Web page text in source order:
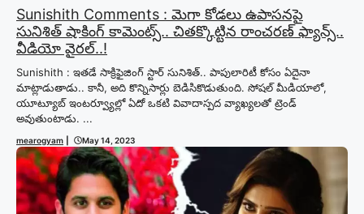
Sunishith Comments : మెగా కోడలు ఉపాసనపై
సునిశిత్ షాకింగ్ కామెంట్స్.. చితక్కొట్టిన రాంచరణ్ ఫ్యాన్స్..
వీడియో వైరల్..!
Sunishith : ఇతడే సాక్రిఫైజింగ్ స్టార్ సునిశిత్.. పాపులారిటీ కోసం ఏదైనా
మాట్లాడుతాడు.. కానీ, అది కొన్నిసార్లు బెడిసికొడుతుంది. సోషల్ మీడియాలో,
యూట్యూబ్ ఇంటర్వ్యూల్లో ఏదో ఒకటి వివాదాస్పద వ్యాఖ్యలతో ట్రెండ్
అవుతుంటాడు. ...
mearogyam May 14, 2023